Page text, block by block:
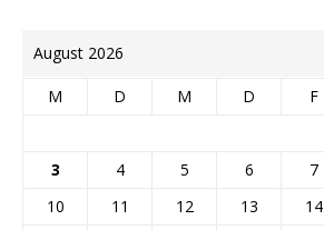
August 2026
M D M D F
3
4 5 6 7
10
11 12 13 14